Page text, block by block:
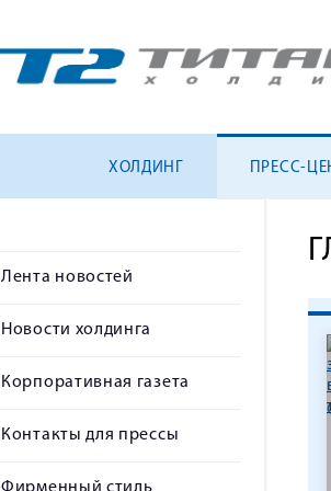
ХОЛДИНГ ПРЕСС-
Лента новостей
Новости холдинга
Корпоративная газета
Контакты для прессы